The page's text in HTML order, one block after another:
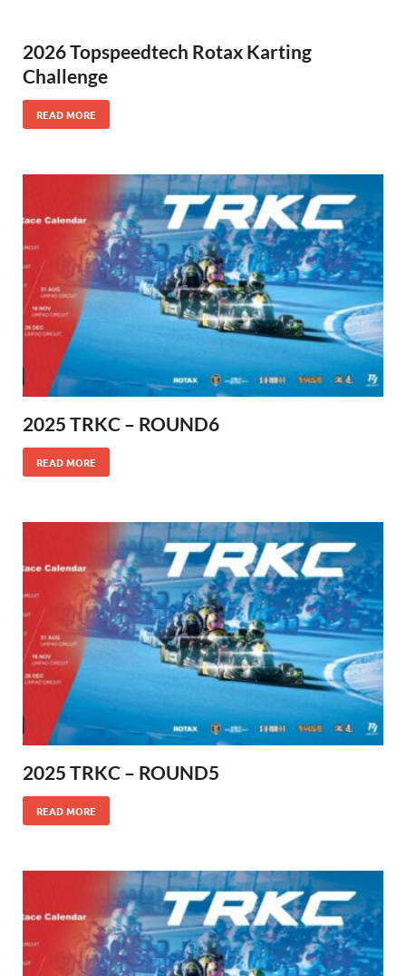
2026 Topspeedtech Rotax Karting
Challenge
READ MORE
2025 TRKC – ROUND6
READ MORE
2025 TRKC – ROUND5
READ MORE